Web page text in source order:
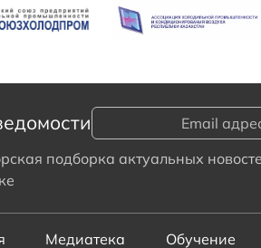
подборка актуальных
Медиатека Обучение